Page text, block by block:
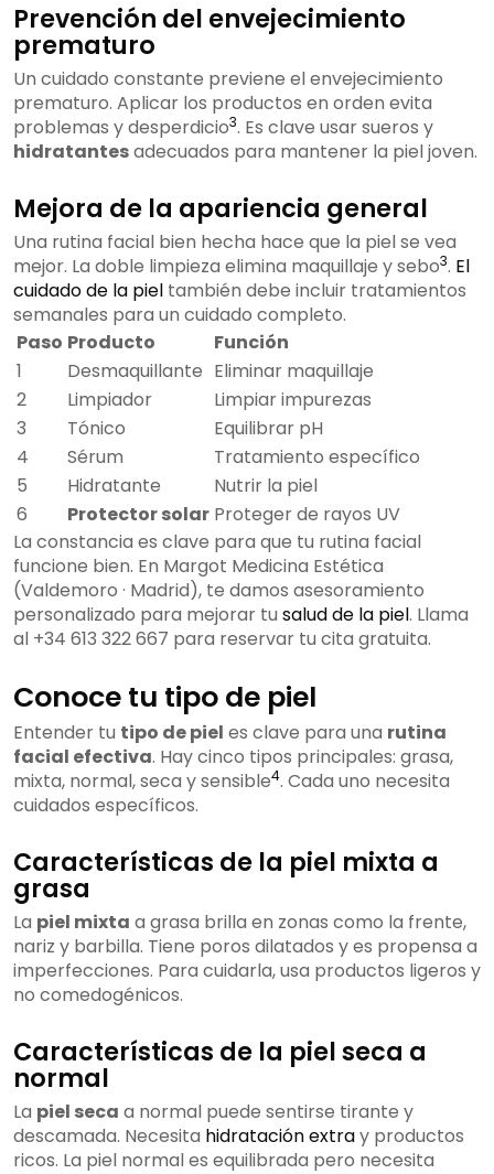
Prevención del envejecimiento
prematuro
Un cuidado constante previene el envejecimiento
prematuro. Aplicar los productos en orden evita
problemas y desperdicio3. Es clave usar sueros y
hidratantesadecuados para mantener la piel joven.
Mejora de la apariencia general
Una rutina facial bien hecha hace que la piel se vea
mejor. La doble limpieza elimina maquillaje y sebo3. El
cuidado de la piel también debe incluir tratamientos
semanales para un cuidado completo.
Paso Producto
Función
1
Desmaquillante Eliminar maquillaje
2
Limpiador
Limpiar impurezas
3
Tónico
Equilibrar pH
4
Sérum
Tratamiento específico
5
Hidratante
Nutrir la piel
6
Protector solar Proteger de rayos UV
La constancia es clave para que tu rutina facial
funcione bien. En Margot Medicina Estética
(Valdemoro · Madrid), te damos asesoramiento
personalizado para mejorar tu salud de la piel. Llama
al +34 613 322 667 para reservar tu cita gratuita.
Conoce tu tipo de piel
Entender tu tipo de piel es clave para una rutina
facial efectiva. Hay cinco tipos principales: grasa,
mixta, normal, seca y sensible4. Cada uno necesita
cuidados específicos.
Características de la piel mixta a
grasa
La piel mixta a grasa brilla en zonas como la frente,
nariz y barbilla. Tiene poros dilatados y es propensa a
imperfecciones. Para cuidarla, usa productos ligeros y
no comedogénicos.
Características de la piel seca a
normal
La piel seca a normal puede sentirse tirante y
descamada. Necesita hidratación extray productos
ricos. La piel normal es equilibrada pero necesita